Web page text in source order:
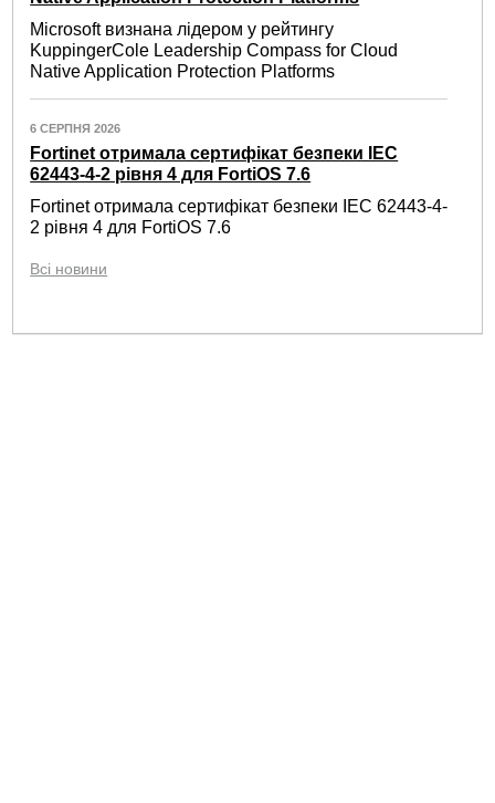
Microsoft визнана лідером у рейтингу
KuppingerCole Leadership Compass for Cloud
Native Application Protection Platforms
6 СЕРПНЯ 2026
Fortinet отримала сертифікат безпеки IEC
62443-4-2 рівня 4 для FortiOS 7.6
Fortinet отримала сертифікат безпеки IEC 62443-4-
2 рівня 4 для FortiOS 7.6
Всі новини